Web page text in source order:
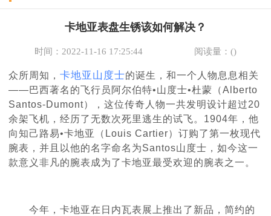
卡地亚表盘生锈该如何解决？
时间：2022-11-16 17:25:44 阅读量：()
众所周知， 卡地亚山度士的诞生，和一个人物息息相关
——巴西著名的飞行员阿尔伯特•山度士•杜蒙（Alberto
Santos-Dumont），这位传奇人物一共发明设计超过20
余架飞机，经历了无数次死里逃生的试飞。1904年，他
向知己路易•卡地亚（Louis Cartier）订购了第一枚现代
腕表，并且以他的名字命名为Santos山度士，如今这一
款意义非凡的腕表成为了卡地亚最受欢迎的腕表之一。
今年，卡地亚在日内瓦表展上推出了新品，简约的